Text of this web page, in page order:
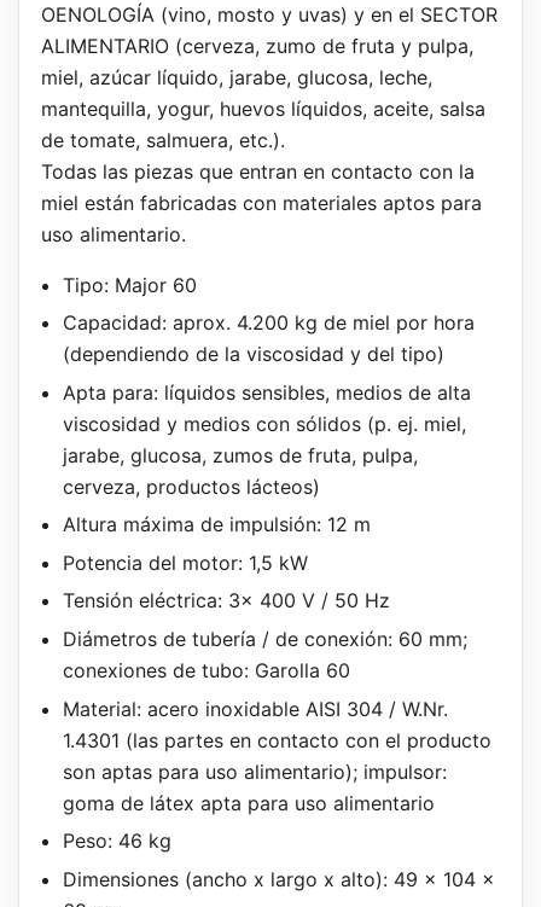
OENOLOGÍA (vino, mosto y uvas) y en el SECTOR
ALIMENTARIO (cerveza, zumo de fruta y pulpa,
miel, azúcar líquido, jarabe, glucosa, leche,
mantequilla, yogur, huevos líquidos, aceite, salsa
de tomate, salmuera, etc.).
Todas las piezas que entran en contacto con la
miel están fabricadas con materiales aptos para
uso alimentario.
Tipo: Major 60
Capacidad: aprox. 4.200 kg de miel por hora
(dependiendo de la viscosidad y del tipo)
Apta para: líquidos sensibles, medios de alta
viscosidad y medios con sólidos (p. ej. miel,
jarabe, glucosa, zumos de fruta, pulpa,
cerveza, productos lácteos)
Altura máxima de impulsión: 12 m
Potencia del motor: 1,5 kW
Tensión eléctrica: 3x 400 V / 50 Hz
Diámetros de tubería / de conexión: 60 mm;
conexiones de tubo: Garolla 60
Material: acero inoxidable AISI 304 / W.Nr.
1.4301 (las partes en contacto con el producto
son aptas para uso alimentario); impulsor:
goma de látex apta para uso alimentario
Peso: 46 kg
Dimensiones (ancho x largo x alto): 49 x 104 x